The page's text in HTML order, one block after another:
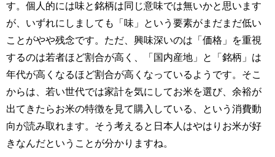
す。個人的には味と銘柄は同じ意味では無いかと思います
が、いずれにしましても「味」という要素がまだまだ低い
ことがやや残念です。ただ、興味深いのは「価格」を重視
するのは若者ほど割合が高く、「国内産地」と「銘柄」は
年代が高くなるほど割合が高くなっているようです。そこ
からは、若い世代では家計を気にしてお米を選び、余裕が
出てきたらお米の特徴を見て購入している、という消費動
向が読み取れます。そう考えると日本人はやはりお米が好
きなんだということが分かりますね。